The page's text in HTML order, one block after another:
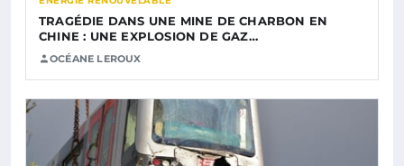
TRAGÉDIE DANS UNE MINE DE CHARBON EN
CHINE : UNE EXPLOSION DE GAZ…
OCÉANE LEROUX